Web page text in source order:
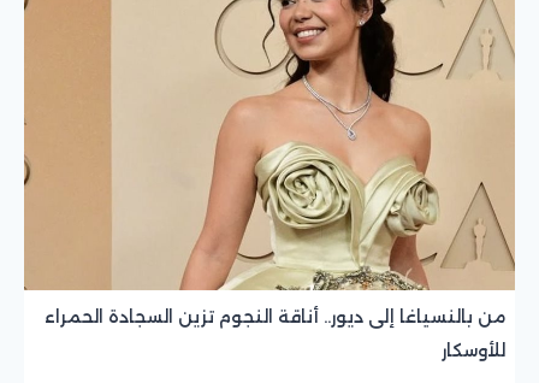
من بالنسياغا إلى ديور.. أناقة النجوم تزين السجادة الحمراء
للأوسكار